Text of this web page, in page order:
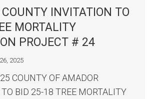
INVITATION TO
MORTALITY
PROJECT # 24
2025
COUNTY OF AMADOR
BID 25-18 TREE MORTALITY